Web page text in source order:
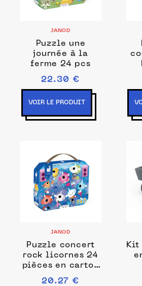
JANOD
Puzzle une
journée à la
ferme 24 pcs
22.30 €
VOIR LE PRODUIT
JANOD
Puzzle concert
rock licornes 24
pièces en carton
bleu 50x40 cm
20.27 €
Kit